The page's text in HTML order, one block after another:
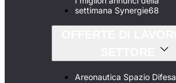
settimana Synergie68
Areonautica Spazio Difesa